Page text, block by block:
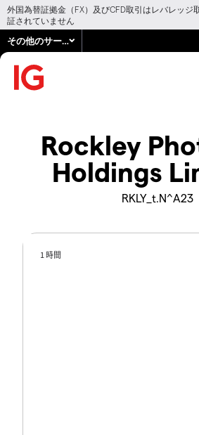
外国為替証拠金（FX）及びCFD取引はレバレッジ
証されていません
その他のサービス
Rockley
Holdings
RKLY_t.N^A23
1 時間